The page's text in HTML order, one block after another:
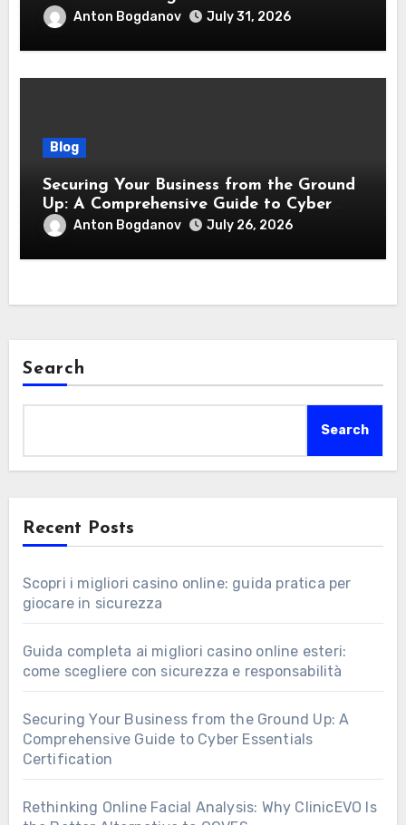
responsabilità
Anton Bogdanov July 31, 2026
Blog
Securing Your Business from the Ground
Up: A Comprehensive Guide to Cyber
Essentials Certification
Anton Bogdanov July 26, 2026
Search
Search
Recent Posts
Scopri i migliori casino online: guida pratica per
giocare in sicurezza
Guida completa ai migliori casino online esteri:
come scegliere con sicurezza e responsabilità
Securing Your Business from the Ground Up: A
Comprehensive Guide to Cyber Essentials
Certification
Rethinking Online Facial Analysis: Why ClinicEVO Is